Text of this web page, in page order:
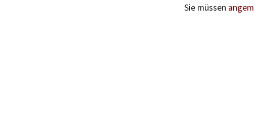
Sie müssen